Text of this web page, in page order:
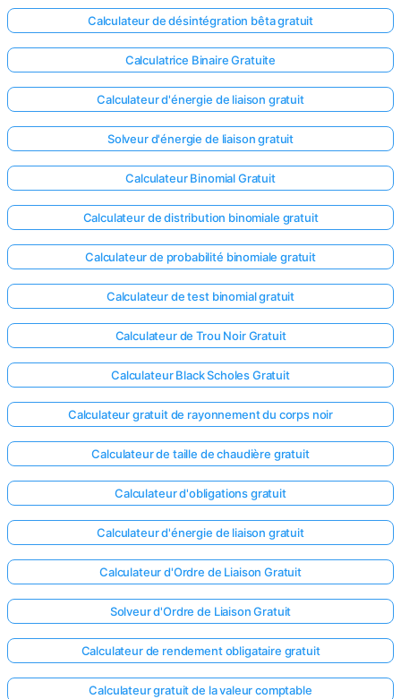
Calculateur de désintégration bêta gratuit
Calculatrice Binaire Gratuite
Calculateur d'énergie de liaison gratuit
Solveur d'énergie de liaison gratuit
Calculateur Binomial Gratuit
Calculateur de distribution binomiale gratuit
Calculateur de probabilité binomiale gratuit
Calculateur de test binomial gratuit
Calculateur de Trou Noir Gratuit
Calculateur Black Scholes Gratuit
Calculateur gratuit de rayonnement du corps noir
Calculateur de taille de chaudière gratuit
Calculateur d'obligations gratuit
Calculateur d'énergie de liaison gratuit
Calculateur d'Ordre de Liaison Gratuit
Solveur d'Ordre de Liaison Gratuit
Calculateur de rendement obligataire gratuit
Calculateur gratuit de la valeur comptable